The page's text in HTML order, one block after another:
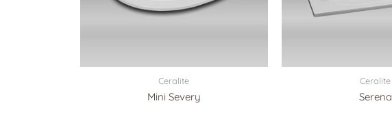
Ceralite
Mini Severy
Ceralite
Serena